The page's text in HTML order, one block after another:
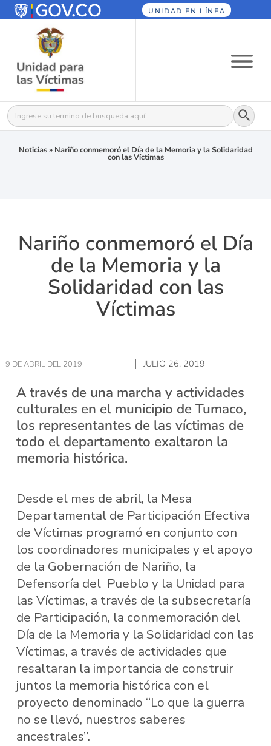
UNIDAD EN LÍNEA
Buscar: Botón
Noticias» Nariño conmemoró el Día de la Memoria y la Solidaridad
con las Víctimas
Nariño conmemoró el Día
de la Memoria y la
Solidaridad con las
Víctimas
9 DE ABRIL DEL 2019 JULIO 26, 2019
A través de una marcha y actividades
culturales en el municipio de Tumaco,
los representantes de las víctimas de
todo el departamento exaltaron la
memoria histórica.
Desde el mes de abril, la Mesa
Departamental de Participación Efectiva
de Víctimas programó en conjunto con
los coordinadores municipales y el apoyo
de la Gobernación de Nariño, la
Defensoría del Pueblo y la Unidad para
las Víctimas, a través de la subsecretaría
de Participación, la conmemoración del
Día de la Memoria y la Solidaridad con las
Víctimas, a través de actividades que
resaltaran la importancia de construir
juntos la memoria histórica con el
proyecto denominado “Lo que la guerra
no se llevó, nuestros saberes
ancestrales”.